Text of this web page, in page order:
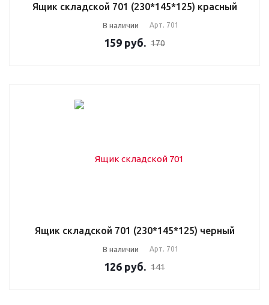
Ящик складской 701 (230*145*125) красный
В наличии Арт. 701
159 руб. 170
Ящик складской 701 (230*145*125) черный
В наличии Арт. 701
126 руб. 141